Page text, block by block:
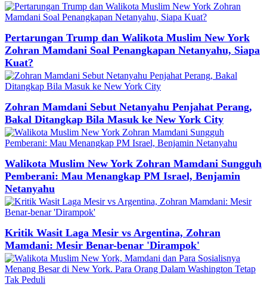
Pertarungan Trump dan Walikota Muslim New York
Zohran Mamdani Soal Penangkapan Netanyahu, Siapa
Kuat?
Zohran Mamdani Sebut Netanyahu Penjahat Perang,
Bakal Ditangkap Bila Masuk ke New York City
Walikota Muslim New York Zohran Mamdani Sungguh
Pemberani: Mau Menangkap PM Israel, Benjamin
Netanyahu
Kritik Wasit Laga Mesir vs Argentina, Zohran
Mamdani: Mesir Benar-benar 'Dirampok'